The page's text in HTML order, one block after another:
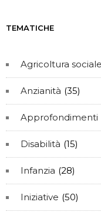
TEMATICHE
Agricoltura sociale
Anzianità (35)
Approfondimenti
Disabilità (15)
Infanzia (28)
Iniziative (50)